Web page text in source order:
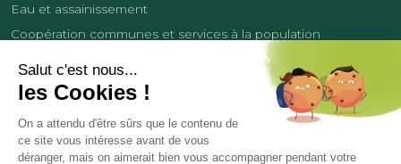
Eau et assainissement
Coopération communes et services à la population
Développement économique
Contact Tourisme